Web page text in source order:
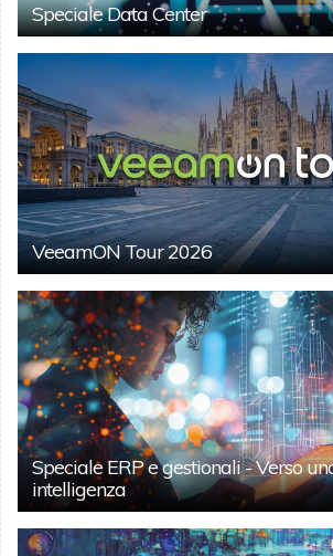
Speciale Data Center
VeeamON Tour 2026
Speciale ERP e gestionali - Verso
intelligenza